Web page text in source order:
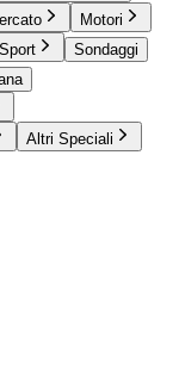
Motori
Sondaggi
Altri Speciali